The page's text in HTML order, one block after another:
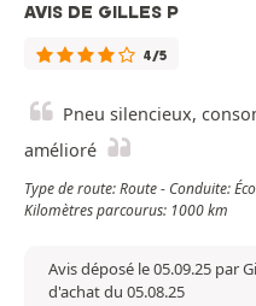
AVIS DE GILLES P
4/5
Pneu silencieux,
amélioré
Type de route: Route - Conduite:
Kilomètres parcourus: 1000 km
Avis déposé le 05.09.25 par
d'achat du 05.08.25